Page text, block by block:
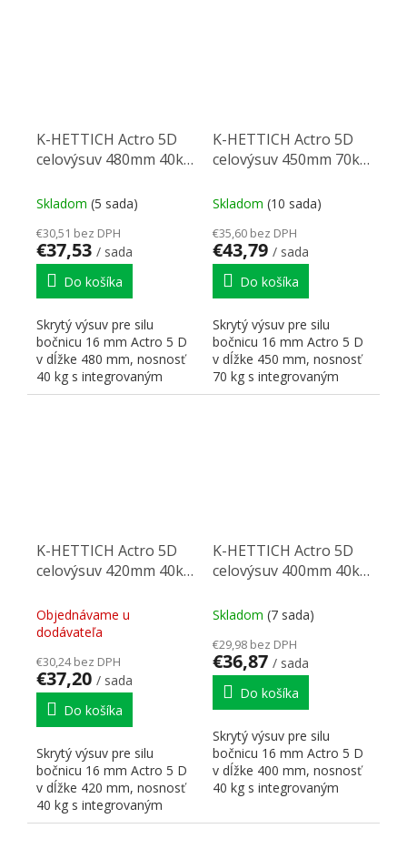
K-HETTICH Actro 5D
celovýsuv 480mm 40kg
Skladom (5 sada)
€30,51 bez DPH
€37,53 / sada
Do košíka
Skrytý výsuv pre silu
bočnicu 16 mm Actro 5 D
v dĺžke 480 mm, nosnosť
40 kg s integrovaným
tlmením Silent Systém (Si...
K-HETTICH Actro 5D
celovýsuv 450mm 70kg
Skladom (10 sada)
€35,60 bez DPH
€43,79 / sada
Do košíka
Skrytý výsuv pre silu
bočnicu 16 mm Actro 5 D
v dĺžke 450 mm, nosnosť
70 kg s integrovaným
tlmením Silent Systém (Si...
K-HETTICH Actro 5D
celovýsuv 420mm 40kg
Objednávame u
dodávateľa
€30,24 bez DPH
€37,20 / sada
Do košíka
Skrytý výsuv pre silu
bočnicu 16 mm Actro 5 D
v dĺžke 420 mm, nosnosť
40 kg s integrovaným
tlmením Silent Systém (Si...
K-HETTICH Actro 5D
celovýsuv 400mm 40kg
Skladom (7 sada)
€29,98 bez DPH
€36,87 / sada
Do košíka
Skrytý výsuv pre silu
bočnicu 16 mm Actro 5 D
v dĺžke 400 mm, nosnosť
40 kg s integrovaným